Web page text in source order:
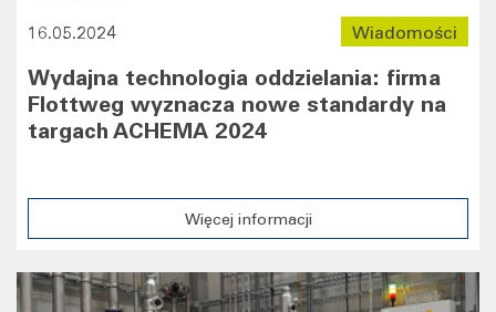
Wiadomości
16.05.2024
Wydajna technologia oddzielania: firma
Flottweg wyznacza nowe standardy na
targach ACHEMA 2024
Więcej informacji